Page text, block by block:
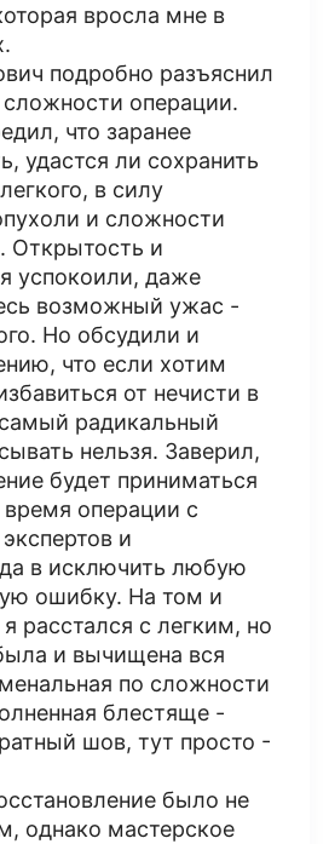
вросла мне в
подробно разъяснил
сложности операции.
что заранее
удастся ли сохранить
в силу
и сложности
Открытость и
успокоили, даже
возможный ужас -
Но обсудили и
что если хотим
от нечисти в
радикальный
нельзя. Заверил,
будет приниматься
операции с
и
в исключить любую
ошибку. На том и
расстался с легким, но
и вычищена вся
по сложности
блестяще -
шов, тут просто -
было не
однако мастерское